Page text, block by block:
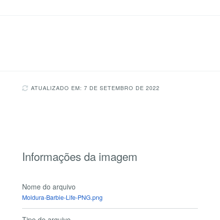
ATUALIZADO EM: 7 DE SETEMBRO DE 2022
Informações da imagem
Nome do arquivo
Moldura-Barbie-Life-PNG.png